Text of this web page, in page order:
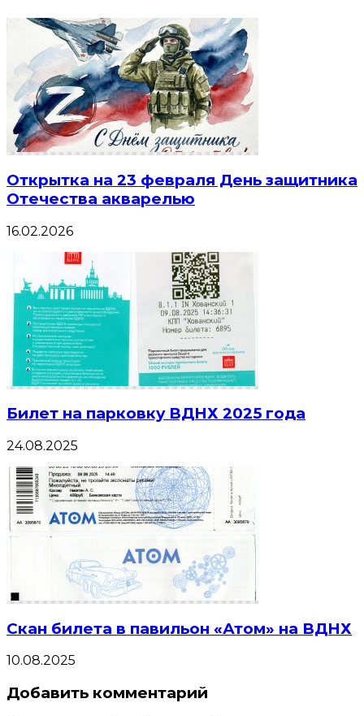
Открытка на 23 февраля День защитника
Отечества акварелью
16.02.2026
Билет на парковку ВДНХ 2025 года
24.08.2025
Скан билета в павильон «Атом» на ВДНХ
10.08.2025
Добавить комментарий